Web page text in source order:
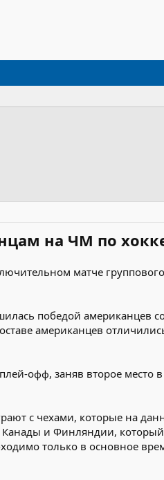
на ЧМ по
матче
победой американцев
американцев
офф, заняв второе
с чехами, которые на
и Финляндии,
только в основное